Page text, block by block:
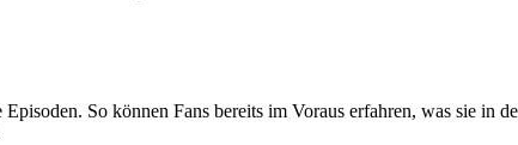
So können Fans bereits im Voraus erfahren, was sie in